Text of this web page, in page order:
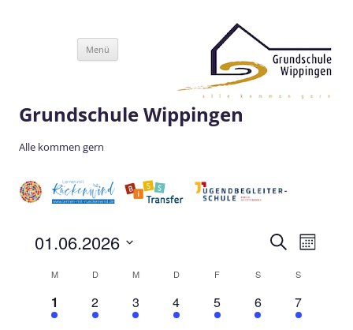
Grundschule Wippingen
Alle kommen gern
Menü
Veranstaltungen
Suche
Ansichten,
Navigation
SucheMonat
01.06.2026
wählen.
Kalender
von
Veranstaltungen
M D M D F S S
1
Veranstaltung,
1
1
Veranstaltung,
2
1
Veranstaltung,
3
2
Veranstaltungen,
4
1
Veranstaltung,
5
1
Veranstaltung,
6
1
7